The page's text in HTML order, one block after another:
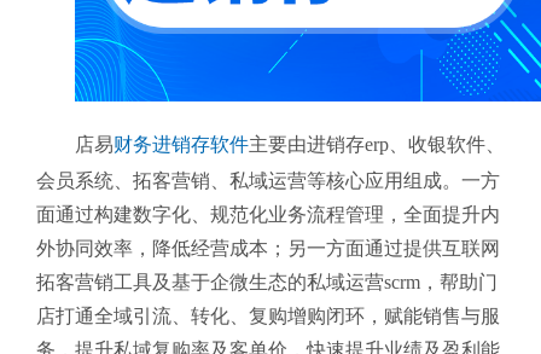
店易财务进销存软件主要由进销存erp、收银软件、
会员系统、拓客营销、私域运营等核心应用组成。一方
面通过构建数字化、规范化业务流程管理，全面提升内
外协同效率，降低经营成本；另一方面通过提供互联网
拓客营销工具及基于企微生态的私域运营scrm，帮助门
店打通全域引流、转化、复购增购闭环，赋能销售与服
务，提升私域复购率及客单价，快速提升业绩及盈利能